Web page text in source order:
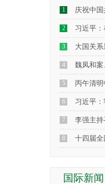
1 庆祝中
2 习近平：
3 大国关系
4 魏凤和案
5 丙午清明中华大
6 习近平：牢牢把
7 李强主持召开国务院第十
8 十四届全
国际新闻